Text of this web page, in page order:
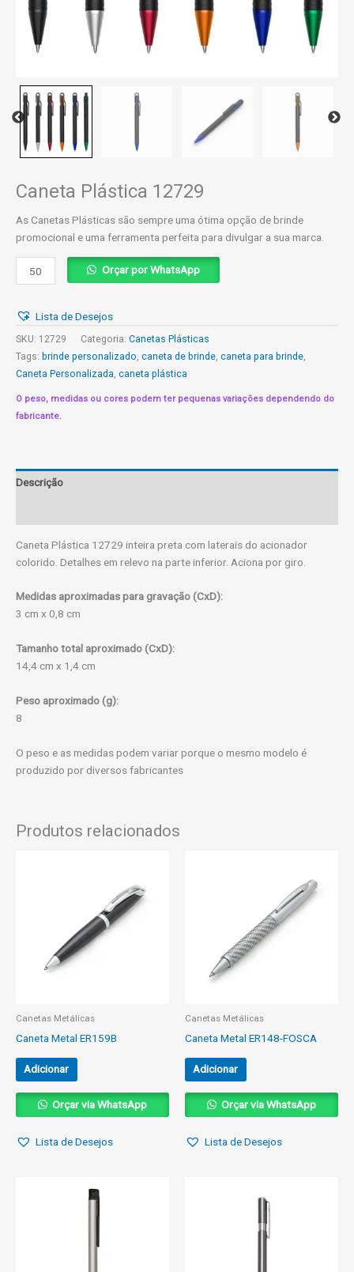
Caneta Plástica 12729
As Canetas Plásticas são sempre uma ótima opção de brinde
promocional e uma ferramenta perfeita para divulgar a sua marca.
Plástica
quantidade
Orçar por WhatsApp
Lista de Desejos
SKU: 12729 Categoria: Canetas Plásticas
Tags: brinde personalizado, caneta de brinde, caneta para brinde,
Caneta Personalizada, caneta plástica
O peso, medidas ou cores podem ter pequenas variações dependendo do
fabricante.
Descrição
Caneta Plástica 12729 inteira preta com laterais do acionador
colorido. Detalhes em relevo na parte inferior. Aciona por giro.
Medidas aproximadas para gravação (CxD):
3 cm x 0,8 cm
Tamanho total aproximado (CxD):
14,4 cm x 1,4 cm
Peso aproximado (g):
8
O peso e as medidas podem variar porque o mesmo modelo é
produzido por diversos fabricantes
Produtos relacionados
Canetas Metálicas
Caneta Metal ER159B
Adicionar
Orçar via WhatsApp
Lista de Desejos
Canetas Metálicas
Caneta Metal ER148-FOSCA
Adicionar
Orçar via WhatsApp
Lista de Desejos